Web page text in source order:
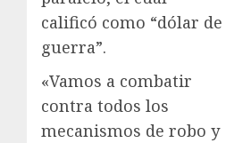
calificó como “dólar de
guerra”.
«Vamos a combatir
contra todos los
mecanismos de robo y